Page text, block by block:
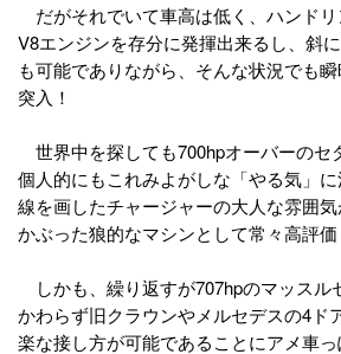
だがそれでいて車高は低く、ハンド
V8エンジンを存分に発揮出来るし、斜
も可能でありながら、そんな状況でも
突入！
世界中を探しても700hpオーバーのセ
個人的にもこれみよがしな「やる気」
線を画したチャージャーの大人な雰囲
かぶった狼的なマシンとして常々高評価
しかも、繰り返すが707hpのマッスル
かわらず旧クラウンやメルセデスの4ド
楽な接し方が可能であることにアメ車